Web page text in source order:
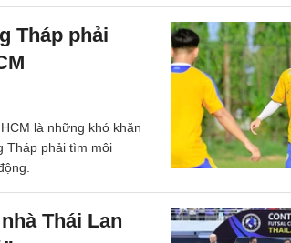
Tháp phải
là những khó khăn
Tháp phải tìm môi
Thái Lan